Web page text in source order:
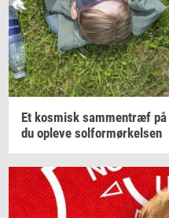
Et kos­misk sam­men­træf på
du op­le­ve sol­for­mør­kel­sen